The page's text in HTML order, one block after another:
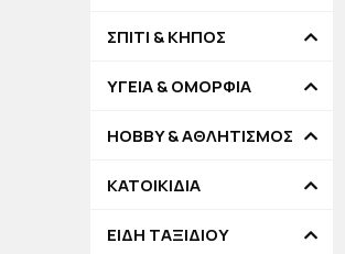
ΣΠΙΤΙ & ΚΗΠΟΣ
ΥΓΕΙΑ & ΟΜΟΡΦΙΑ
HOBBY & ΑΘΛΗΤΙΣΜΟΣ
ΚΑΤΟΙΚΙΔΙΑ
ΕΙΔΗ ΤΑΞΙΔΙΟΥ